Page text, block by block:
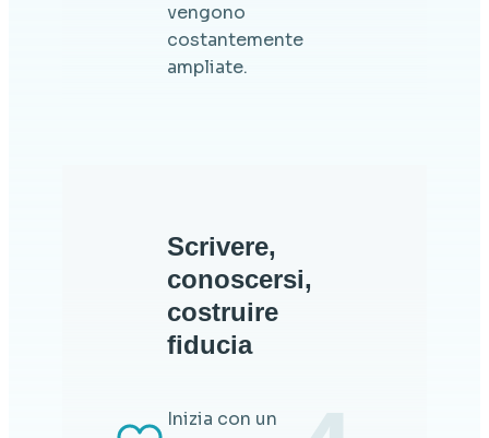
vengono
costantemente
ampliate.
Scrivere,
conoscersi,
costruire
fiducia
Inizia con un